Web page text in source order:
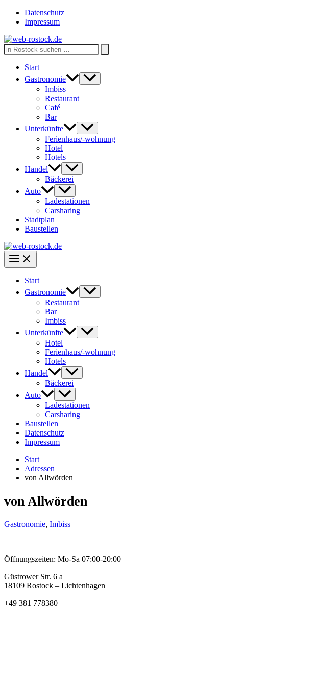
Zum
Inhalt
Datenschutz
Impressum
Search
for:
Start
Gastronomie
Imbiss
Restaurant
Café
Bar
Unterkünfte
Ferienhaus/-wohnung
Hotel
Hotels
Handel
Bäckerei
Auto
Ladestationen
Carsharing
Stadtplan
Baustellen
Start
Gastronomie
Restaurant
Bar
Imbiss
Unterkünfte
Hotel
Ferienhaus/-wohnung
Hotels
Handel
Bäckerei
Auto
Ladestationen
Carsharing
Baustellen
Datenschutz
Impressum
Start
Adressen
von Allwörden
von Allwörden
Gastronomie, Imbiss
Öffnungszeiten: Mo-Sa 07:00-20:00
Güstrower Str. 6 a
18109 Rostock – Lichtenhagen
+49 381 778380